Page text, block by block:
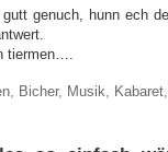
genuch, hunn ech
tiermen….
, Bicher, Musik, Kabaret